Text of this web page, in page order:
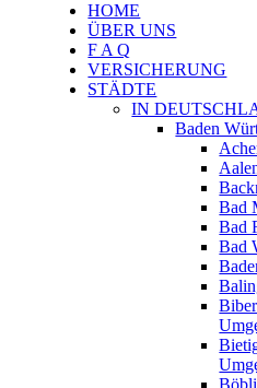
HOME
ÜBER UNS
F A Q
VERSICHERUNG
STÄDTE
IN
Baden
Bad
Bad
Bad